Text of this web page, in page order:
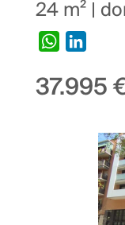
24 m² |
WhatsApp
37.995